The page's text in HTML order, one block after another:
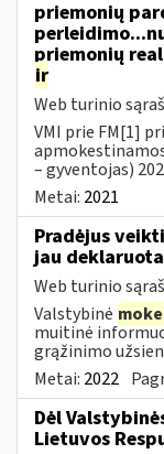
priemonių
priemonių
ir
Web turinio
VMI prie FM[1]
– gyventojas)
Metai: 2021
Pradėjus
jau
Web turinio
Valstybinė
muitinė
grąžinimo
Metai: 2022
Dėl
Lietuvos